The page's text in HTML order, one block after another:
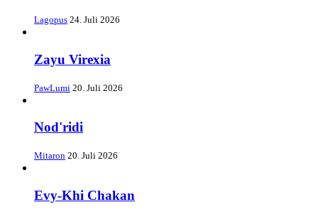
Lagopus 24. Juli 2026
Zayu Virexia
PawLumi 20. Juli 2026
Nod'ridi
Mitaron 20. Juli 2026
Evy-Khi Chakan